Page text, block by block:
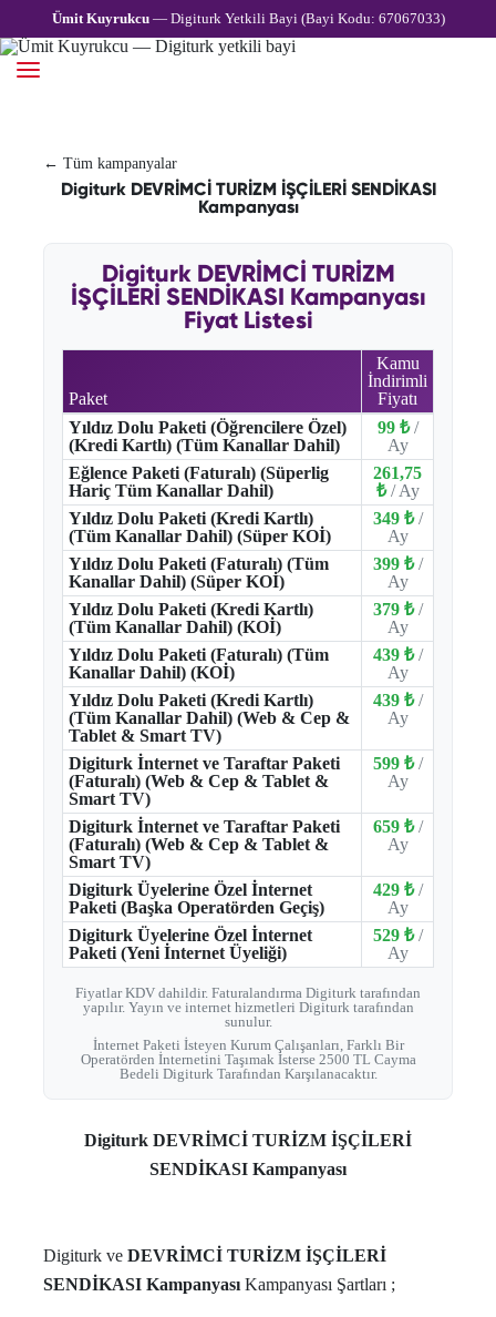
Ümit Kuyrukcu— Digiturk Yetkili Bayi (Bayi Kodu: 67067033)
← Tüm kampanyalar
Digiturk DEVRİMCİ TURİZM İŞÇİLERİ SENDİKASI
Kampanyası
Digiturk DEVRİMCİ TURİZM
İŞÇİLERİ SENDİKASI Kampanyası
Fiyat Listesi
Paket
Kamu
İndirimli
Fiyatı
Yıldız Dolu Paketi (Öğrencilere Özel)
(Kredi Kartlı) (Tüm Kanallar Dahil)
99 ₺ /
Ay
Eğlence Paketi (Faturalı) (Süperlig
Hariç Tüm Kanallar Dahil)
261,75
₺ / Ay
Yıldız Dolu Paketi (Kredi Kartlı)
(Tüm Kanallar Dahil) (Süper KOİ)
349 ₺ /
Ay
Yıldız Dolu Paketi (Faturalı) (Tüm
Kanallar Dahil) (Süper KOİ)
399 ₺ /
Ay
Yıldız Dolu Paketi (Kredi Kartlı)
(Tüm Kanallar Dahil) (KOİ)
379 ₺ /
Ay
Yıldız Dolu Paketi (Faturalı) (Tüm
Kanallar Dahil) (KOİ)
439 ₺ /
Ay
Yıldız Dolu Paketi (Kredi Kartlı)
(Tüm Kanallar Dahil) (Web & Cep &
Tablet & Smart TV)
439 ₺ /
Ay
Digiturk İnternet ve Taraftar Paketi
(Faturalı) (Web & Cep & Tablet &
Smart TV)
599 ₺ /
Ay
Digiturk İnternet ve Taraftar Paketi
(Faturalı) (Web & Cep & Tablet &
Smart TV)
659 ₺ /
Ay
Digiturk Üyelerine Özel İnternet
Paketi (Başka Operatörden Geçiş)
429 ₺ /
Ay
Digiturk Üyelerine Özel İnternet
Paketi (Yeni İnternet Üyeliği)
529 ₺ /
Ay
Fiyatlar KDV dahildir. Faturalandırma Digiturk tarafından
yapılır. Yayın ve internet hizmetleri Digiturk tarafından
sunulur.
İnternet Paketi İsteyen Kurum Çalışanları, Farklı Bir
Operatörden İnternetini Taşımak İsterse 2500 TL Cayma
Bedeli Digiturk Tarafından Karşılanacaktır.
Digiturk DEVRİMCİ TURİZM İŞÇİLERİ
SENDİKASI Kampanyası
Digiturk ve DEVRİMCİ TURİZM İŞÇİLERİ
SENDİKASI Kampanyası Kampanyası Şartları ;